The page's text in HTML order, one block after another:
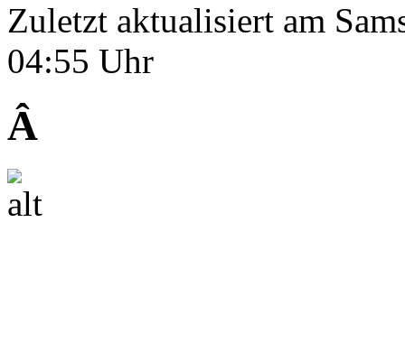
Zuletzt aktualisiert am
04:55 Uhr
Â